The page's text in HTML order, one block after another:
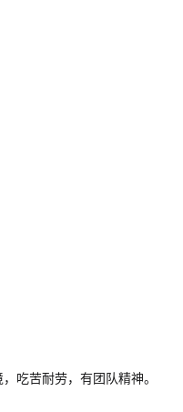
吃苦耐劳，有团队精神。